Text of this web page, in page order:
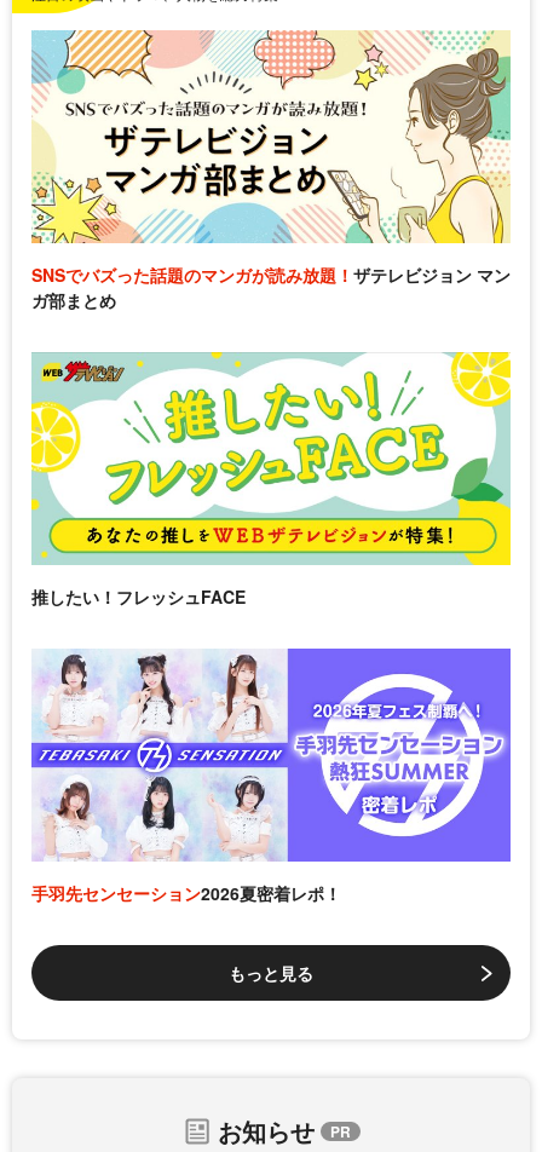
SNSでバズった話題のマンガが読み放題！ ザテレビジョン マン
ガ部まとめ
推したい！フレッシュFACE
手羽先センセーション2026夏密着レポ！
もっと見る
お知らせ